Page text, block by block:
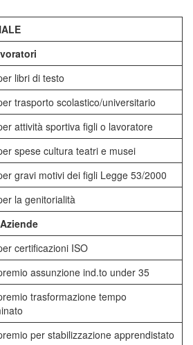
libri di testo
trasporto scolastico/universitario
attività sportiva figli o lavoratore
spese cultura teatri e musei
gravi motivi dei figli Legge 53/2000
la genitorialità
certificazioni ISO
assunzione ind.to under 35
trasformazione tempo
per stabilizzazione apprendistato